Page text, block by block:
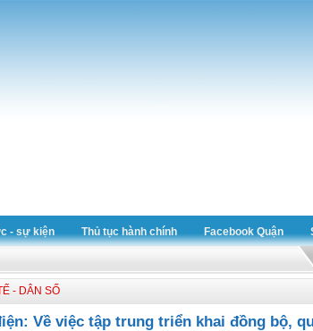
- sự kiện Thủ tục hành chính Facebook Quận
- DÂN SỐ
Về việc tập trung triển khai đồng bộ,